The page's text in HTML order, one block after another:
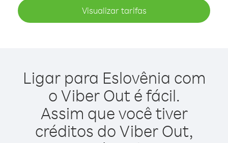
Visualizar tarifas
Ligar para Eslovênia com
o Viber Out é fácil.
Assim que você tiver
créditos do Viber Out,